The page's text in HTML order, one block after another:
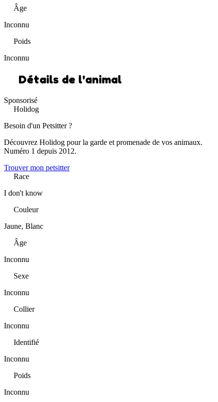
Âge
Inconnu
Poids
Inconnu
Détails de l'animal
Sponsorisé
Holidog
Besoin d'un Petsitter ?
Découvrez Holidog pour la garde et promenade de vos animaux.
Numéro 1 depuis 2012.
Trouver mon petsitter
Race
I don't know
Couleur
Jaune, Blanc
Âge
Inconnu
Sexe
Inconnu
Collier
Inconnu
Identifié
Inconnu
Poids
Inconnu